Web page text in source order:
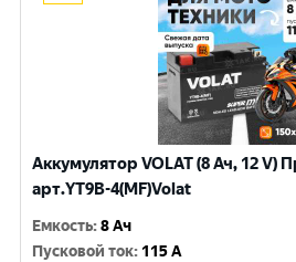
Аккумулятор VOLAT (8 Ач, 12 V)
арт.YT9B-4(MF)Volat
Емкость:8 Ач
Пусковой ток: 115 A